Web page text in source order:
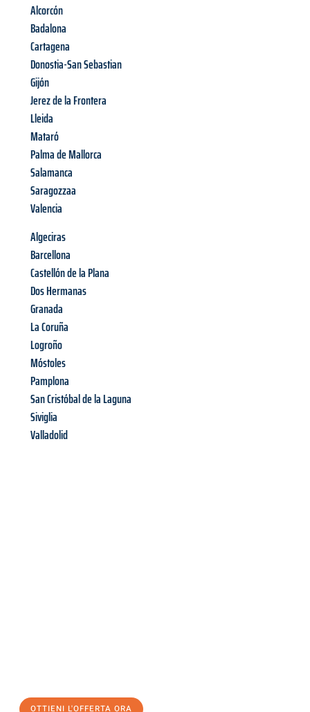
Alcorcón
Badalona
Cartagena
Donostia-San Sebastian
Gijón
Jerez de la Frontera
Lleida
Mataró
Palma de Mallorca
Salamanca
Saragozzaa
Valencia
Algeciras
Barcellona
Castellón de la Plana
Dos Hermanas
Granada
La Coruña
Logroño
Móstoles
Pamplona
San Cristóbal de la Laguna
Siviglia
Valladolid
OTTIENI L'OFFERTA ORA